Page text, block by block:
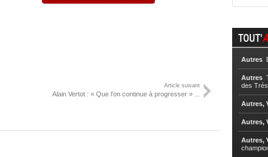
Article suivant
Alain Vertot : « Que l’on continue à progresser » ...
TOUT'
Autres
Autres
des
Autres,
Autres,
Autres,